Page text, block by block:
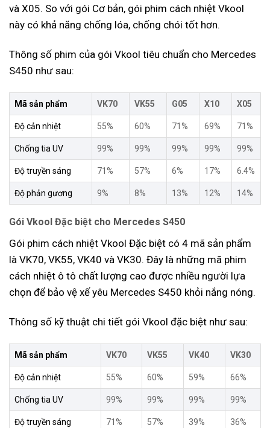
và X05. So với gói Cơ bản, gói phim cách nhiệt Vkool
này có khả năng chống lóa, chống chói tốt hơn.
Thông số phim của gói Vkool tiêu chuẩn cho Mercedes
S450 như sau:
Mã sản phẩm VK70 VK55 G05 X10 X05
Độ cản nhiệt 55% 60% 71% 69% 71%
Chống tia UV 99% 99% 99% 99% 99%
Độ truyền sáng 71% 57% 6% 17% 6.4%
Độ phản gương 9% 8% 13% 12% 14%
Gói Vkool Đặc biệt cho Mercedes S450
Gói phim cách nhiệt Vkool Đặc biệt có 4 mã sản phẩm
là VK70, VK55, VK40 và VK30. Đây là những mã phim
cách nhiệt ô tô chất lượng cao được nhiều người lựa
chọn để bảo vệ xế yêu Mercedes S450 khỏi nắng nóng.
Thông số kỹ thuật chi tiết gói Vkool đặc biệt như sau:
Mã sản phẩm VK70 VK55 VK40 VK30
Độ cản nhiệt 55% 60% 59% 66%
Chống tia UV 99% 99% 99% 99%
Độ truyền sáng 71% 57% 39% 36%